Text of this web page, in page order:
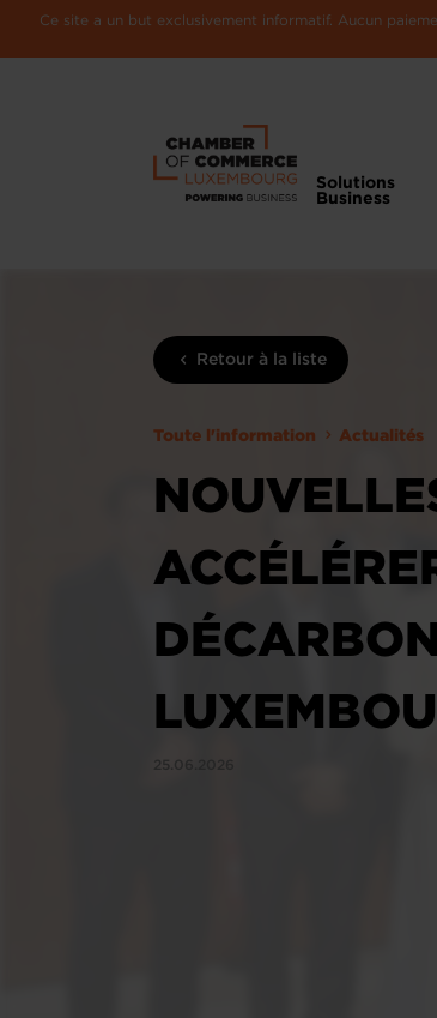
Ce site a un but exclusivement informatif. Aucun
Solutions
Business
Retour à la liste
Toute l'information Actualités
25.06.2026